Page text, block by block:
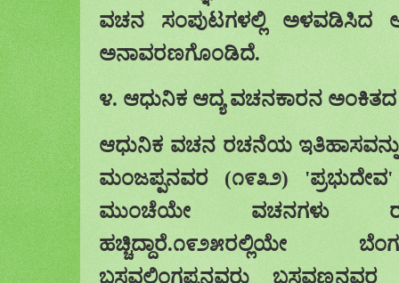
ವಚನ ಸಂಪುಟಗಳಲ್ಲಿ
ಅಳವಡಿಸಿದ
ಅನಾವರಣಗೊಂಡಿದೆ.
೪. ಆಧುನಿಕ ಆದ್ಯ ವಚನಕಾರನ ಅಂಕಿತದ
ಆಧುನಿಕ ವಚನ ರಚನೆಯ
ಮಂಜಪ್ಪನವರ (೧೯೩೨) 'ಪ್ರಭುದೇವ
ಮುಂಚೆಯೇ ವಚನಗಳು
ಹಚ್ಚಿದ್ದಾರೆ.೧೯೨೫ರಲ್ಲಿಯೇ
ಬಸವಲಿಂಗಪ್ಪನವರು